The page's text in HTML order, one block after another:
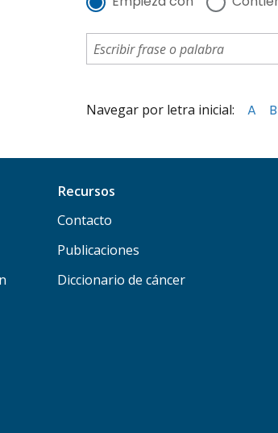
Navegar por letra inicial: A B
Recursos
Contacto
Publicaciones
Diccionario de cáncer